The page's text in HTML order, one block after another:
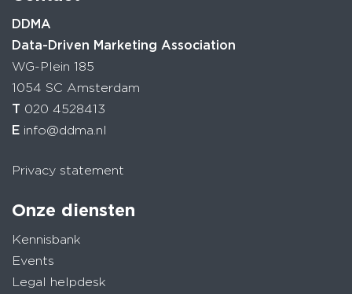
DDMA
Data-Driven Marketing Association
WG-Plein 185
1054 SC Amsterdam
T 020 4528413
E info@ddma.nl
Privacy statement
Onze diensten
Kennisbank
Events
Legal helpdesk